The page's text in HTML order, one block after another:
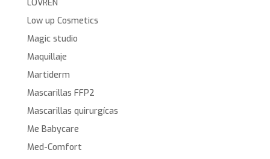
LOVREN
Low up Cosmetics
Magic studio
Maquillaje
Martiderm
Mascarillas FFP2
Mascarillas quirurgícas
Me Babycare
Med-Comfort